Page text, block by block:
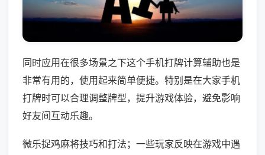
同时应用在很多场景之下这个手机打牌计算辅助也是
非常有用的，使用起来简单便捷。特别是在大家手机
打牌时可以合理调整牌型，提升游戏体验，避免影响
好友间互动乐趣。
微乐捉鸡麻将技巧和打法；一些玩家反映在游戏中遇